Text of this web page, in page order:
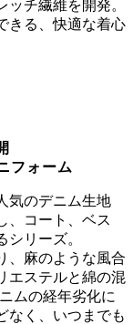
チ繊維を開発。
きる、快適な着心
フォーム
気のデニム生地
、コート、ベス
シリーズ。
、麻のような風合
エステルと綿の混
ムの経年劣化に
なく、いつまでも